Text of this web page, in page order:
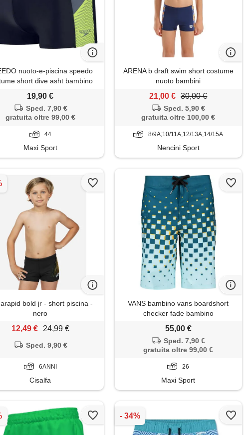
nuoto-e-piscina speedo
short dive asht bambino
19,90 €
Sped. 7,90 €
gratuita oltre 99,00 €
44
Maxi Sport
ARENA b draft swim short costume
nuoto bambini
21,00 € 30,00 €
Sped. 5,90 €
gratuita oltre 100,00 €
8/9A;10/11A;12/13A;14/15A
Nencini Sport
bold jr - short piscina -
nero
12,49 € 24,99 €
Sped. 9,90 €
6ANNI
Cisalfa
VANS bambino vans boardshort
checker fade bambino
55,00 €
Sped. 7,90 €
gratuita oltre 99,00 €
26
Maxi Sport